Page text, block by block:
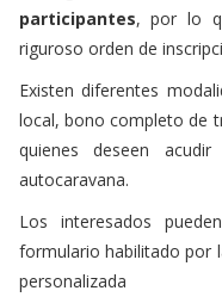
participantes, por lo
riguroso orden de
Existen diferentes
local, bono completo de
quienes deseen
autocaravana.
Los interesados
formulario habilitado por